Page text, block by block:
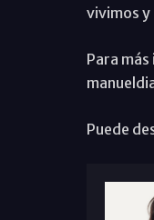
vivimos y
Para
Puede